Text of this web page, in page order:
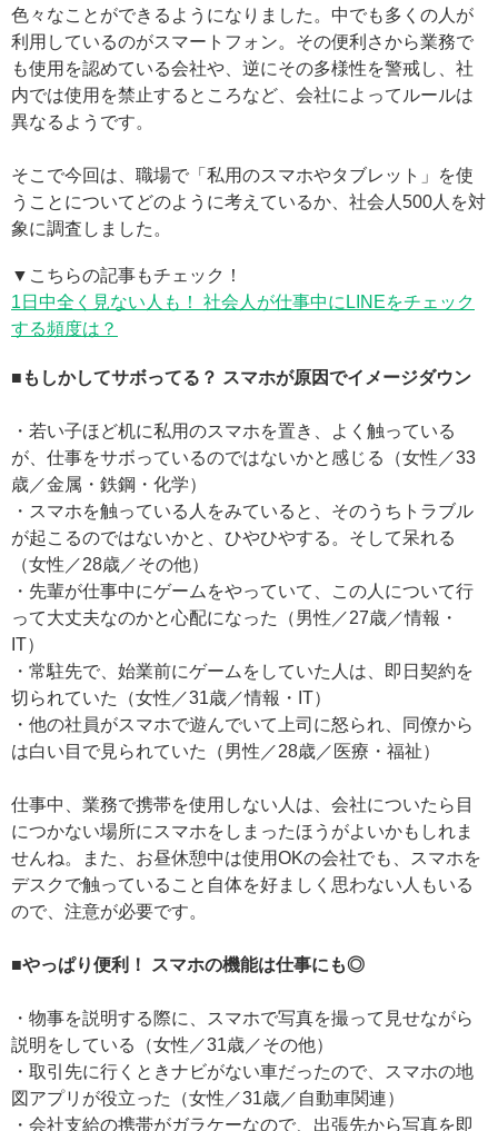
色々なことができるようになりました。中でも多くの人が
利用しているのがスマートフォン。その便利さから業務で
も使用を認めている会社や、逆にその多様性を警戒し、社
内では使用を禁止するところなど、会社によってルールは
異なるようです。
そこで今回は、職場で「私用のスマホやタブレット」を使
うことについてどのように考えているか、社会人500人を対
象に調査しました。
▼こちらの記事もチェック！
1日中全く見ない人も！ 社会人が仕事中にLINEをチェック
する頻度は？
■もしかしてサボってる？ スマホが原因でイメージダウン
・若い子ほど机に私用のスマホを置き、よく触っている
が、仕事をサボっているのではないかと感じる（女性／33
歳／金属・鉄鋼・化学）
・スマホを触っている人をみていると、そのうちトラブル
が起こるのではないかと、ひやひやする。そして呆れる
（女性／28歳／その他）
・先輩が仕事中にゲームをやっていて、この人について行
って大丈夫なのかと心配になった（男性／27歳／情報・
IT）
・常駐先で、始業前にゲームをしていた人は、即日契約を
切られていた（女性／31歳／情報・IT）
・他の社員がスマホで遊んでいて上司に怒られ、同僚から
は白い目で見られていた（男性／28歳／医療・福祉）
仕事中、業務で携帯を使用しない人は、会社についたら目
につかない場所にスマホをしまったほうがよいかもしれま
せんね。また、お昼休憩中は使用OKの会社でも、スマホを
デスクで触っていること自体を好ましく思わない人もいる
ので、注意が必要です。
■やっぱり便利！ スマホの機能は仕事にも◎
・物事を説明する際に、スマホで写真を撮って見せながら
説明をしている（女性／31歳／その他）
・取引先に行くときナビがない車だったので、スマホの地
図アプリが役立った（女性／31歳／自動車関連）
・会社支給の携帯がガラケーなので、出張先から写真を即